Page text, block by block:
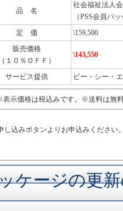
品 名
社会福祉法人
（PSS会員パ
定 価
\159,500
販売価格
（１０％ＯＦＦ）
\143,550
サービス提供 ピー・シー・
示価格は税込みです。※送料は無
し込みボタンよりお申込みください
ケージの更